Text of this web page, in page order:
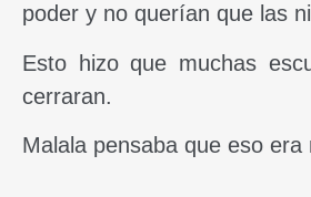
poder y no querían que las
Esto hizo que muchas
cerraran.
Malala pensaba que eso era